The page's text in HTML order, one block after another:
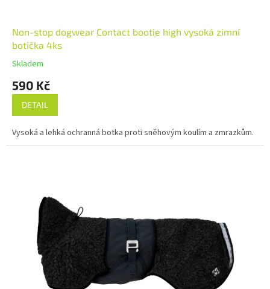
Non-stop dogwear Contact bootie high vysoká zimní
botička 4ks
Skladem
590 Kč
DETAIL
Vysoká a lehká ochranná botka proti sněhovým koulím a zmrazkům.